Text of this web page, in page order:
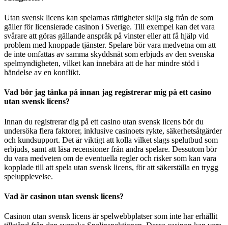
Utan svensk licens kan spelarnas rättigheter skilja sig från de som
gäller för licensierade casinon i Sverige. Till exempel kan det vara
svårare att göras gällande anspråk på vinster eller att få hjälp vid
problem med knoppade tjänster. Spelare bör vara medvetna om att
de inte omfattas av samma skyddsnät som erbjuds av den svenska
spelmyndigheten, vilket kan innebära att de har mindre stöd i
händelse av en konflikt.
Vad bör jag tänka på innan jag registrerar mig på ett casino
utan svensk licens?
Innan du registrerar dig på ett casino utan svensk licens bör du
undersöka flera faktorer, inklusive casinoets rykte, säkerhetsåtgärder
och kundsupport. Det är viktigt att kolla vilket slags spelutbud som
erbjuds, samt att läsa recensioner från andra spelare. Dessutom bör
du vara medveten om de eventuella regler och risker som kan vara
kopplade till att spela utan svensk licens, för att säkerställa en trygg
spelupplevelse.
Vad är casinon utan svensk licens?
Casinon utan svensk licens är spelwebbplatser som inte har erhållit